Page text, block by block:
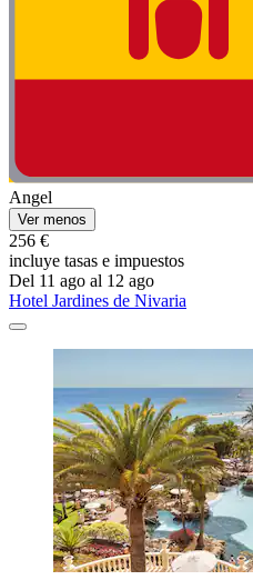
Angel
Ver menos
256 €
incluye tasas e impuestos
Del 11 ago al 12 ago
Hotel Jardines de Nivaria